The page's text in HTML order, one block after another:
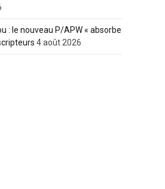
: le nouveau P/APW « absorbe
4 août 2026